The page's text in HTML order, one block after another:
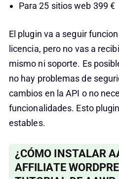
Para 25 sitios web 399 €
El plugin va a seguir
licencia, pero no vas a
mismo ni soporte. Es
no hay problemas de
cambios en la API o no
funcionalidades. Esto
estables.
¿CÓMO INSTALAR
AFFILIATE